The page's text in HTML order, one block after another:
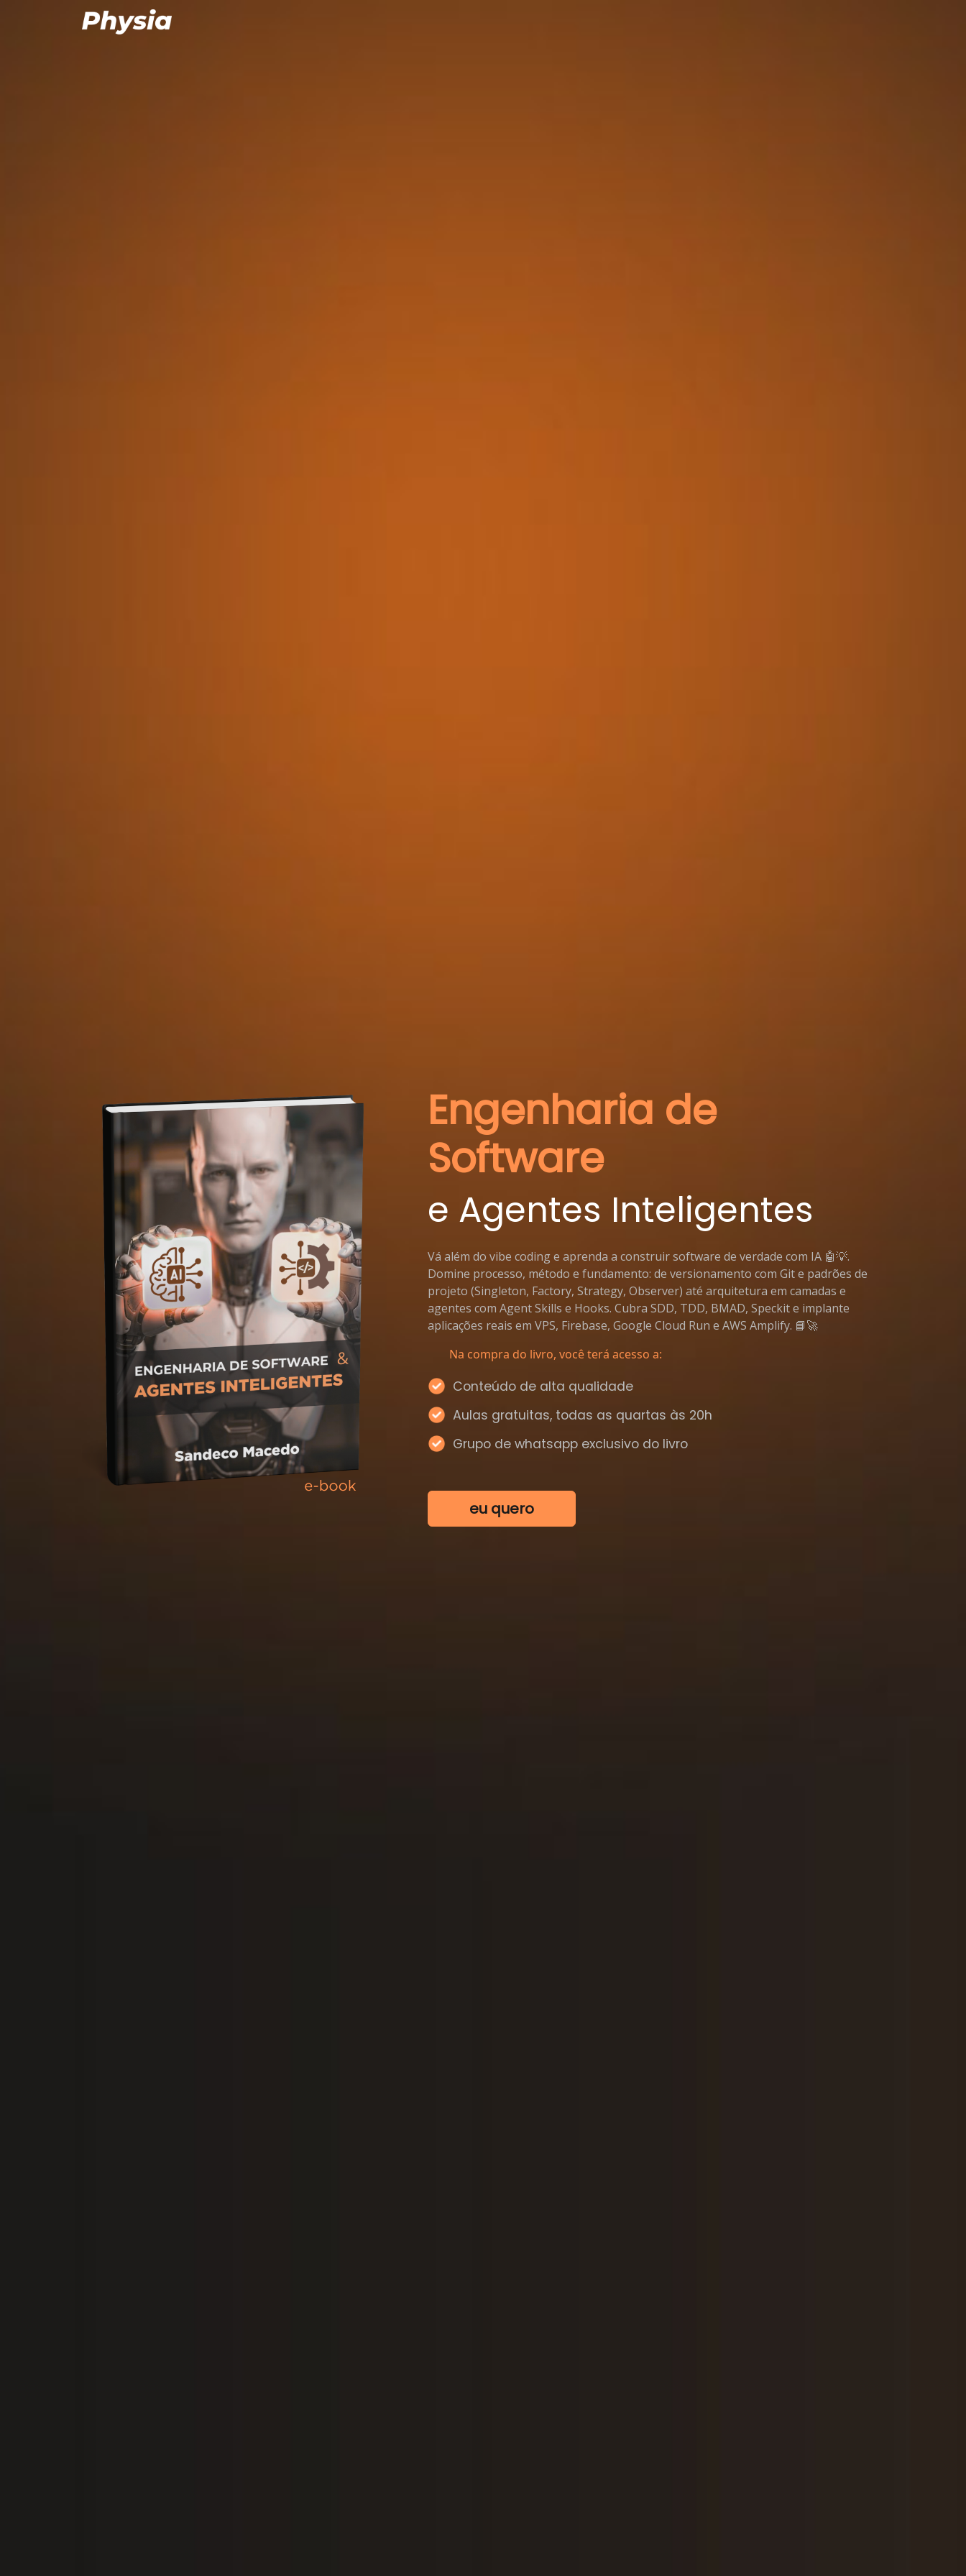
Engenharia de
Software
e Agentes Inteligentes
Vá além do vibe coding e aprenda a construir software de verdade com IA 🤖💡.
Domine processo, método e fundamento: de versionamento com Git e padrões de
projeto (Singleton, Factory, Strategy, Observer) até arquitetura em camadas e
agentes com Agent Skills e Hooks. Cubra SDD, TDD, BMAD, Speckit e implante
aplicações reais em VPS, Firebase, Google Cloud Run e AWS Amplify. 📘🚀
Na compra do livro, você terá acesso a:
Conteúdo de alta qualidade
Aulas gratuitas, todas as quartas às 20h
Grupo de whatsapp exclusivo do livro
eu quero